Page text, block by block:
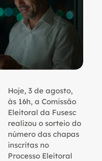
Hoje, 3 de agosto,
às 16h, a Comissão
Eleitoral da Fusesc
realizou o sorteio do
número das chapas
inscritas no
Processo Eleitoral